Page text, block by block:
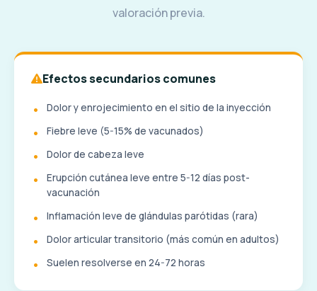
valoración previa.
Efectos secundarios comunes
Dolor y enrojecimiento en el sitio de la inyección
Fiebre leve (5-15% de vacunados)
Dolor de cabeza leve
Erupción cutánea leve entre 5-12 días post-
vacunación
Inflamación leve de glándulas parótidas (rara)
Dolor articular transitorio (más común en adultos)
Suelen resolverse en 24-72 horas